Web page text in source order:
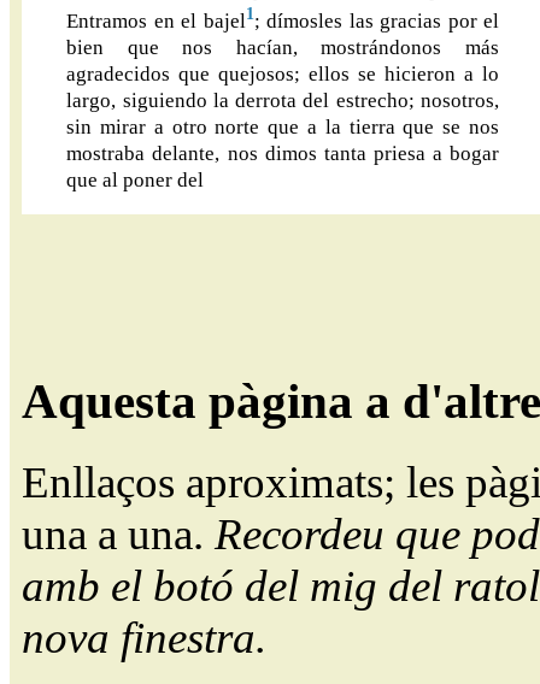
Entramos en el bajel1; dímosles las gracias por el
bien que nos hacían, mostrándonos más
agradecidos que quejosos; ellos se hicieron a lo
largo, siguiendo la derrota del estrecho; nosotros,
sin mirar a otro norte que a la tierra que se nos
mostraba delante, nos dimos tanta priesa a bogar
que al poner del
Aquesta pàgina a
Enllaços aproximats; les
una a una. Recordeu que
amb el botó del mig del
nova finestra.